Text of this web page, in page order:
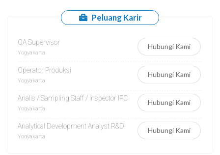
Peluang Karir
QA Supervisor
Yogyakarta
Hubungi Kami
Operator Produksi
Yogyakarta
Hubungi Kami
Analis / Sampling Staff / Inspector IPC
Yogyakarta
Hubungi Kami
Analytical Development Analyst R&D
Yogyakarta
Hubungi Kami